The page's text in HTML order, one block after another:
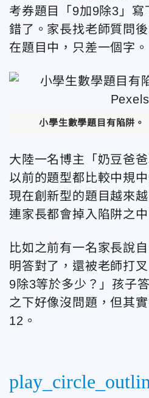
考券題目「9加9除3」
錯了。家長找老師質問
在題目中，只差一個字。
小學生數學題目有陷阱。
大陸一名博主「奶豆爸
以前的題型都比較中規
現在創新型的題目越來
連家長都會掉入陷阱之中
比如之前有一名家長說
明答對了，還被老師打
9除3等於多少？」孩子
之下好像沒問題，但其
12。